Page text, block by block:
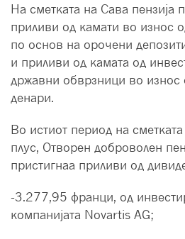
На сметката на Сава пензија
приливи од камати во износ
по основ на орочени
и приливи од камата од
државни обврзници во
денари.
Во истиот период на
плус, Отворен доброволен
пристигнаa приливи од
-3.277,95 франци, од
компанијата Novartis AG;